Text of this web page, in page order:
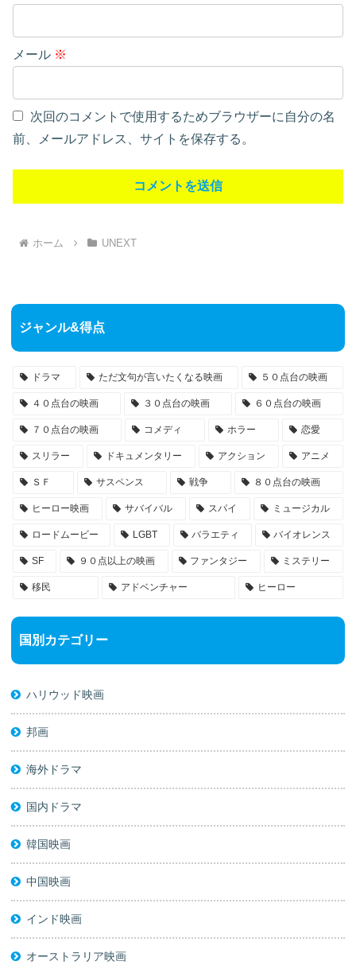
メール ※
次回のコメントで使用するためブラウザーに自分の名
前、メールアドレス、サイトを保存する。
ホーム UNEXT
ジャンル&得点
ドラマ ただ文句が言いたくなる映画 ５０点台の映画
４０点台の映画 ３０点台の映画 ６０点台の映画
７０点台の映画 コメディ ホラー 恋愛
スリラー ドキュメンタリー アクション アニメ
ＳＦ サスペンス 戦争 ８０点台の映画
ヒーロー映画 サバイバル スパイ ミュージカル
ロードムービー LGBT バラエティ バイオレンス
SF ９０点以上の映画 ファンタジー ミステリー
移民 アドベンチャー ヒーロー
国別カテゴリー
ハリウッド映画
邦画
海外ドラマ
国内ドラマ
韓国映画
中国映画
インド映画
オーストラリア映画